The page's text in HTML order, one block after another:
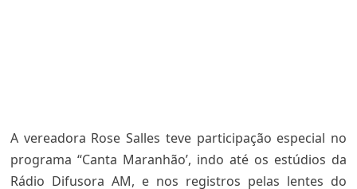
A vereadora Rose Salles teve participação especial no
programa “Canta Maranhão’, indo até os estúdios da
Rádio Difusora AM, e nos registros pelas lentes do